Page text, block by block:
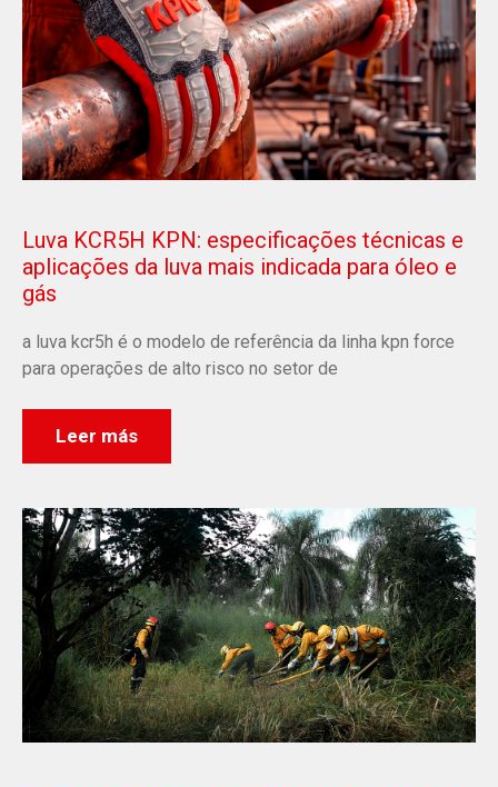
Luva KCR5H KPN: especificações técnicas e
aplicações da luva mais indicada para óleo e
gás
a luva kcr5h é o modelo de referência da linha kpn force
para operações de alto risco no setor de
Leer más